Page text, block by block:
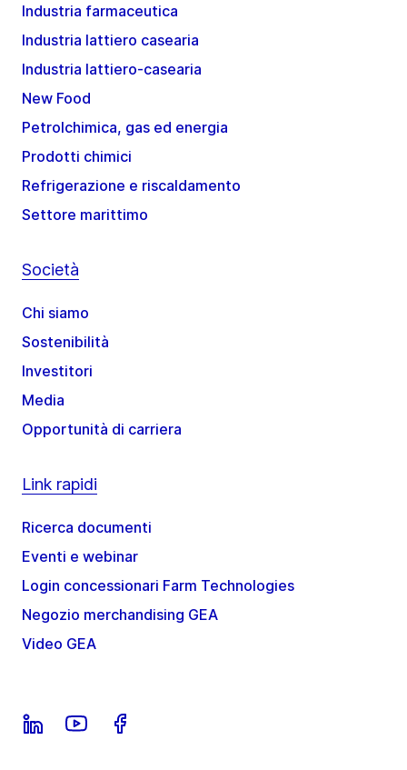
Industria farmaceutica
Industria lattiero casearia
Industria lattiero-casearia
New Food
Petrolchimica, gas ed energia
Prodotti chimici
Refrigerazione e riscaldamento
Settore marittimo
Società
Chi siamo
Sostenibilità
Investitori
Media
Opportunità di carriera
Link rapidi
Ricerca documenti
Eventi e webinar
Login concessionari Farm Technologies
Negozio merchandising GEA
Video GEA